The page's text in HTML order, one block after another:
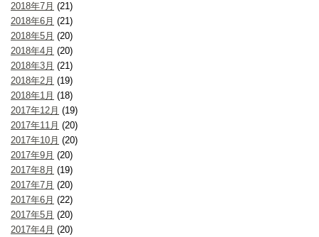
2018年7月 (21)
2018年6月 (21)
2018年5月 (20)
2018年4月 (20)
2018年3月 (21)
2018年2月 (19)
2018年1月 (18)
2017年12月 (19)
2017年11月 (20)
2017年10月 (20)
2017年9月 (20)
2017年8月 (19)
2017年7月 (20)
2017年6月 (22)
2017年5月 (20)
2017年4月 (20)